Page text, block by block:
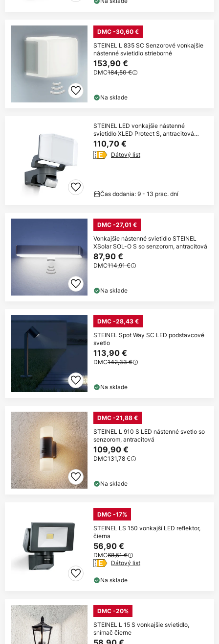
DMC -30,60 €
STEINEL L 835 SC Senzorové vonkajšie
nástenné svietidlo strieborné
153,90 €
DMC184,50 €
Na sklade
STEINEL LED vonkajšie nástenné
svietidlo XLED Protect S, antracitová
farba
110,70 €
Dátový list
Čas dodania: 9 - 13 prac. dní
DMC -27,01 €
Vonkajšie nástenné svietidlo STEINEL
XSolar SOL-O S so senzorom, antracitová
87,90 €
DMC114,91 €
Na sklade
DMC -28,43 €
STEINEL Spot Way SC LED podstavcové
svetlo
113,90 €
DMC142,33 €
Na sklade
DMC -21,88 €
STEINEL L 910 S LED nástenné svetlo so
senzorom, antracitová
109,90 €
DMC131,78 €
Na sklade
DMC -17%
STEINEL LS 150 vonkajší LED reflektor,
čierna
56,90 €
DMC68,51 €
Dátový list
Na sklade
DMC -20%
STEINEL L 15 S vonkajšie svietidlo,
snímač čierne